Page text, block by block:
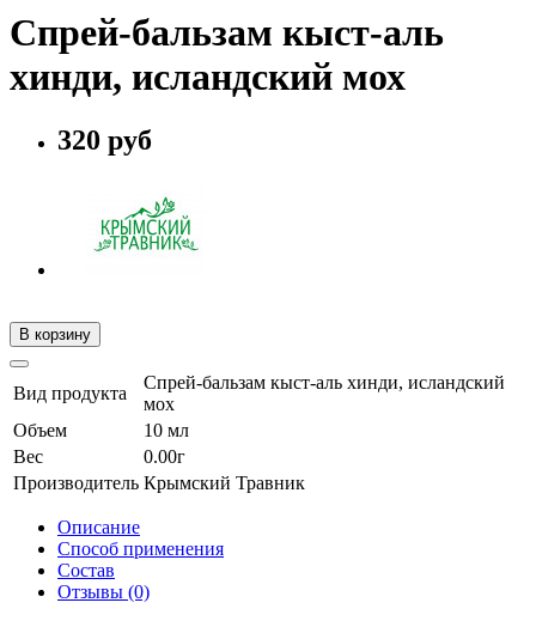
Спрей-бальзам кыст-аль
хинди, исландский мох
320 руб
В корзину
Вид продукта
Спрей-бальзам кыст-аль хинди, исландский
мох
Объем
10 мл
Вес
0.00г
Производитель Крымский Травник
Описание
Способ применения
Состав
Отзывы (0)